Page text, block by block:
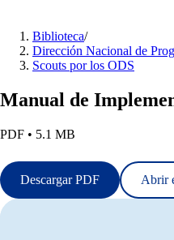
Biblioteca/
Dirección Nacional de
Scouts por los ODS
Manual de
PDF • 5.1 MB
Descargar PDF Abrir